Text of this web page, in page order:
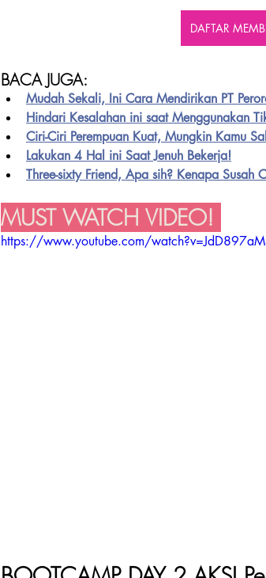
DAFTAR
BACA JUGA:
Mudah Sekali, Ini Cara Mendirikan PT
Hindari Kesalahan ini saat Menggunakan
Ciri-Ciri Perempuan Kuat, Mungkin Kamu
Lakukan 4 Hal ini Saat Jenuh Bekerja!
Three-sixty Friend, Apa sih? Kenapa Susah
MUST WATCH VIDEO!
https://www.youtube.com/